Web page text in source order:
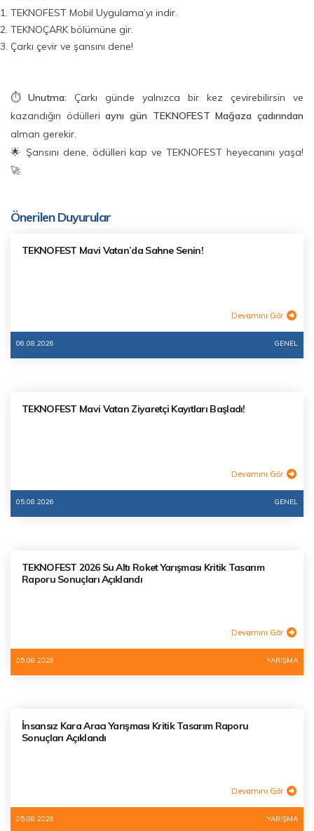
TEKNOFEST Mobil Uygulama’yı indir.
TEKNOÇARK bölümüne gir.
Çarkı çevir ve şansını dene!
⏱️ Unutma: Çarkı günde yalnızca bir kez çevirebilirsin ve
kazandığın ödülleriaynı gün TEKNOFEST Mağaza çadırından
alman gerekir.
🌟 Şansını dene, ödülleri kap ve TEKNOFEST heyecanını yaşa!
🚀
Önerilen Duyurular
TEKNOFEST Mavi Vatan’da Sahne Senin!
Devamını Gör
06.08.2026 GENEL
TEKNOFEST Mavi Vatan Ziyaretçi Kayıtları Başladı!
Devamını Gör
05.08.2026 GENEL
TEKNOFEST 2026 Su Altı Roket Yarışması Kritik Tasarım
Raporu Sonuçları Açıklandı
Devamını Gör
05.08.2026 YARIŞMA
İnsansız Kara Aracı Yarışması Kritik Tasarım Raporu
Sonuçları Açıklandı
Devamını Gör
05.08.2026 YARIŞMA